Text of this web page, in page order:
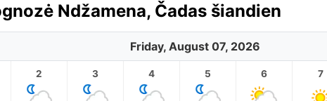
Ndžamena, Čadas šiandien
Friday, August 07, 2026
2 3 4 5 6 7